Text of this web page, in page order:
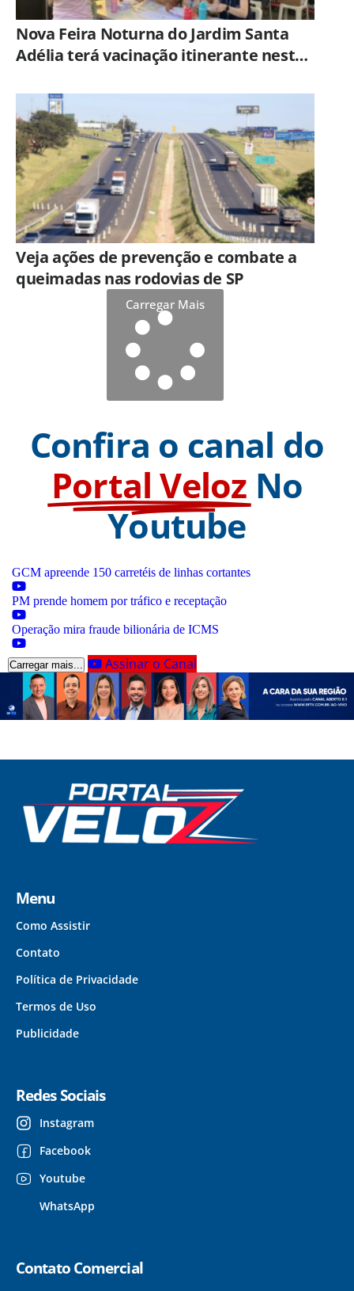
Nova Feira Noturna do Jardim Santa
Adélia terá vacinação itinerante nesta
Veja ações de prevenção e combate a
queimadas nas rodovias de SP
Carregar Mais
Confira o canal do
Portal Veloz No
Youtube
GCM apreende 150 carretéis de linhas cortantes
PM prende homem por tráfico e receptação
Operação mira fraude bilionária de ICMS
Carregar mais... Assinar o Canal
Menu
Como Assistir
Contato
Política de Privacidade
Termos de Uso
Publicidade
Redes Sociais
Instagram
Facebook
Youtube
WhatsApp
Contato Comercial